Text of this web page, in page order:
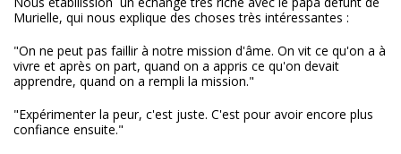
Murielle, qui nous explique des choses très intéressantes :
"On ne peut pas faillir à notre mission d'âme. On vit ce qu'on a à
vivre et après on part, quand on a appris ce qu'on devait
apprendre, quand on a rempli la mission."
"Expérimenter la peur, c'est juste. C'est pour avoir encore plus
confiance ensuite."